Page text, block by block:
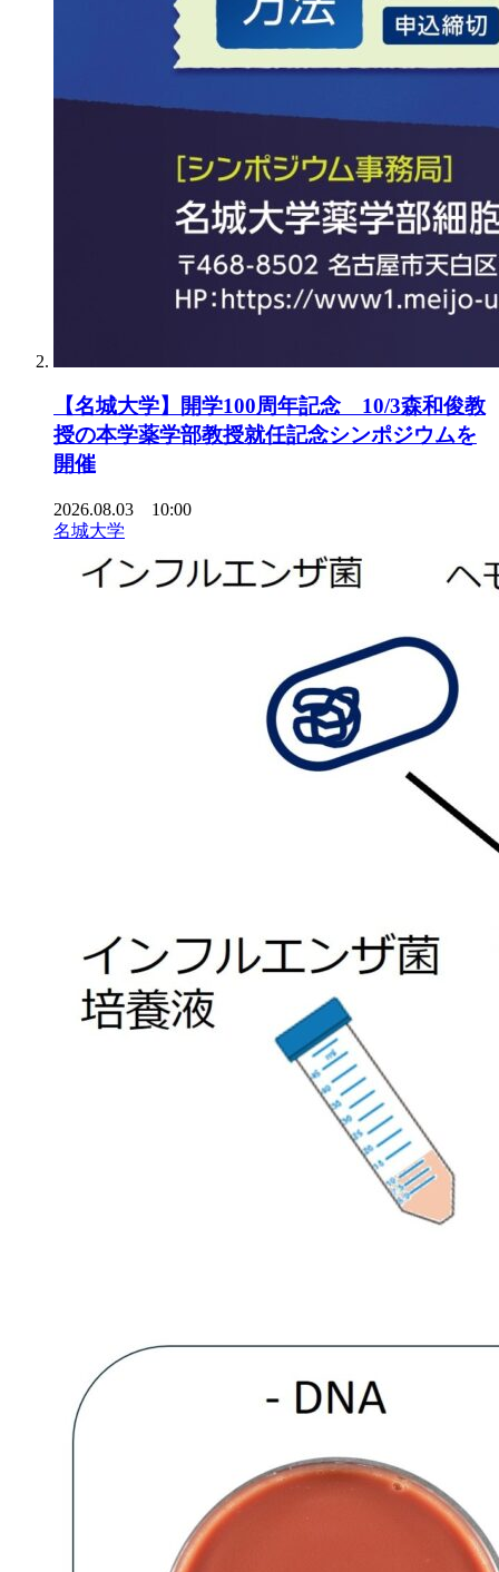
【名城大学】開学100周年記念 10/3森和俊教
授の本学薬学部教授就任記念シンポジウムを
開催
2026.08.03 10:00
名城大学